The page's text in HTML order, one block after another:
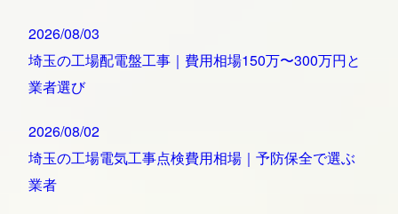
2026/08/03
埼玉の工場配電盤工事｜費用相場150万〜300万円と
業者選び
2026/08/02
埼玉の工場電気工事点検費用相場｜予防保全で選ぶ
業者